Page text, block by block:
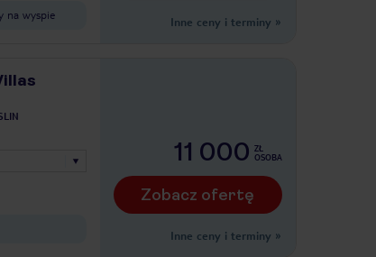
na wyspie Inne ceny i terminy »
11 000 ZŁ
OSOBA
Zobacz ofertę
Inne ceny i terminy »